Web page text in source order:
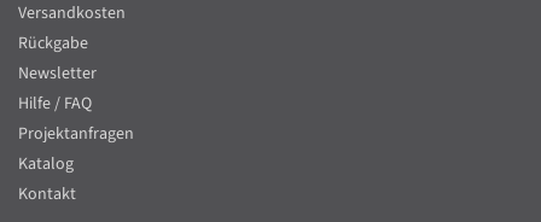
Versandkosten
Rückgabe
Newsletter
Hilfe / FAQ
Projektanfragen
Katalog
Kontakt